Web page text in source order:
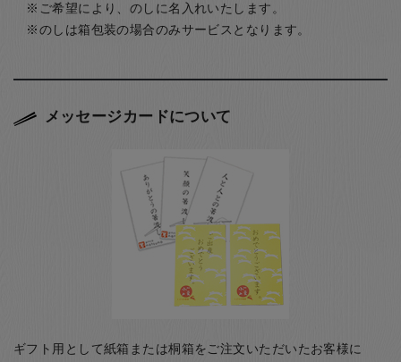
ご希望により、のしに名入れいたします。
のしは箱包装の場合のみサービスとなります。
メッセージカードについて
ギフト用として紙箱または桐箱をご注文いただいたお客様に